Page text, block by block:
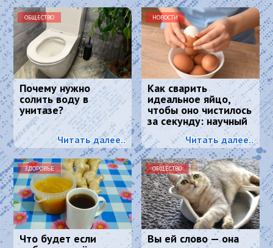
ОБЩЕСТВО
Почему нужно
солить воду в
унитазе?
Читать далее..
НОВОСТИ
Как сварить
идеальное яйцо,
чтобы оно чистилось
за секунду: научный
метод, основанный
на физикеЧитать далее..
ЗДОРОВЬЕ
Что будет если
ОБЩЕСТВО
Вы ей слово — она